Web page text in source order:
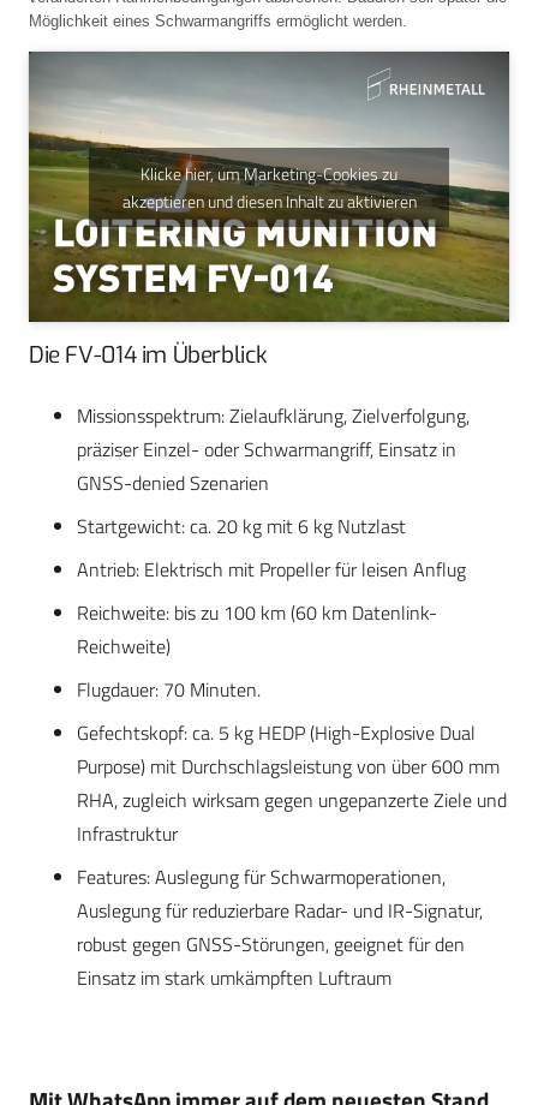
Möglichkeit eines Schwarmangriffs ermöglicht werden.
Klicke hier, um Marketing-Cookies zu
akzeptieren und diesen Inhalt zu aktivieren
Die FV-014 im Überblick
Missionsspektrum: Zielaufklärung, Zielverfolgung,
präziser Einzel- oder Schwarmangriff, Einsatz in
GNSS-denied Szenarien
Startgewicht: ca. 20 kg mit 6 kg Nutzlast
Antrieb: Elektrisch mit Propeller für leisen Anflug
Reichweite: bis zu 100 km (60 km Datenlink-
Reichweite)
Flugdauer: 70 Minuten.
Gefechtskopf: ca. 5 kg HEDP (High-Explosive Dual
Purpose) mit Durchschlagsleistung von über 600 mm
RHA, zugleich wirksam gegen ungepanzerte Ziele und
Infrastruktur
Features: Auslegung für Schwarmoperationen,
Auslegung für reduzierbare Radar- und IR-Signatur,
robust gegen GNSS-Störungen, geeignet für den
Einsatz im stark umkämpften Luftraum